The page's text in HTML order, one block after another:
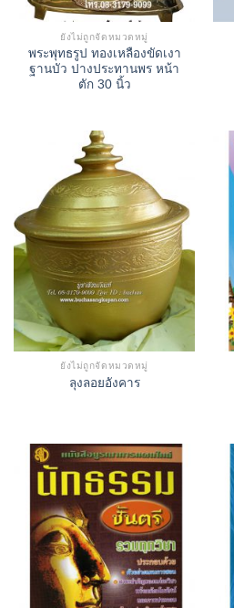
ยังไม่ถูกจัดหมวดหมู่
พระพุทธรูป ทองเหลืองขัดเงา
ฐานบัว ปางประทานพร หน้า
ตัก 30 นิ้ว
ยังไม่ถูกจัดหมวดหมู่
ลุงลอยอังคาร